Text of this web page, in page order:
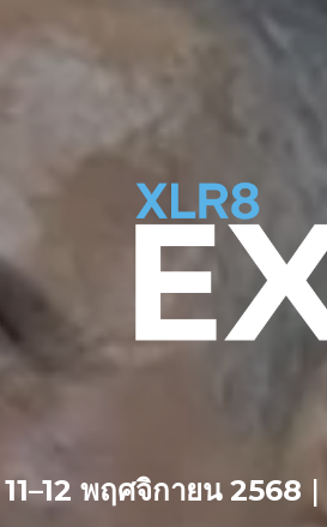
11–12 พฤศจิกายน 2568 |